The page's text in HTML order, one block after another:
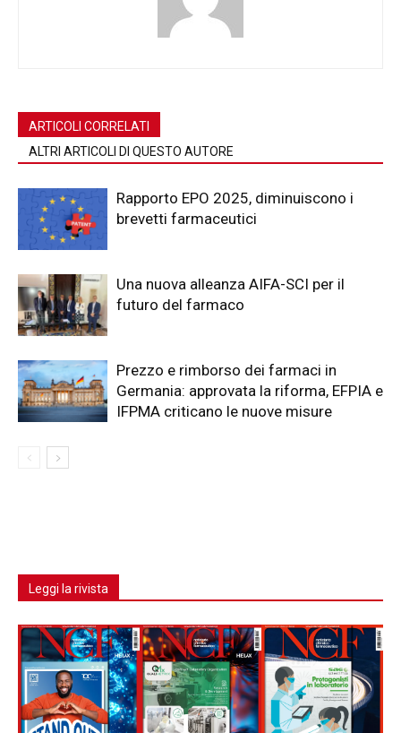
ARTICOLI CORRELATI
ALTRI ARTICOLI DI QUESTO AUTORE
Rapporto EPO 2025, diminuiscono i
brevetti farmaceutici
Una nuova alleanza AIFA-SCI per il
futuro del farmaco
Prezzo e rimborso dei farmaci in
Germania: approvata la riforma, EFPIA e
IFPMA criticano le nuove misure
Leggi la rivista